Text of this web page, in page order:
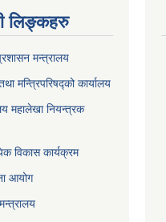
लिङ्कहरु
मन्त्रालय
मन्त्रिपरिषद्को कार्यालय
महालेखा नियन्त्रक
विकास कार्यक्रम
आयोग